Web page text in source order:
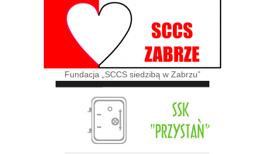
Fundacja „SCCS siedzibą w Zabrzu”